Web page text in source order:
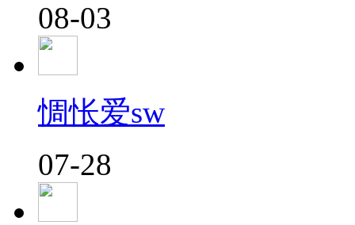
08-03
惆怅爱sw
07-28